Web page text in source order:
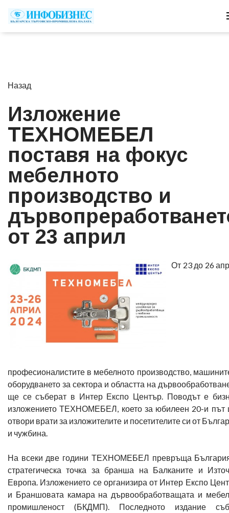
Назад
Изложение
ТЕХНОМЕБЕЛ
поставя на фокус
мебелното
производство и
от 23 април
От 23 до 26
професионалистите в мебелното производство,
оборудването за сектора и областта на
ще се съберат в Интер Експо Център. Поводът е
изложението ТЕХНОМЕБЕЛ, което за юбилеен 20-и път
отвори врати за изложителите и посетителите си от
и чужбина.
На всеки две години ТЕХНОМЕБЕЛ превръща
стратегическа точка за бранша на Балканите и
Европа. Изложението се организира от Интер Експо
и Браншовата камара на дървообработващата и
промишленост (БКДМП). Последното издание